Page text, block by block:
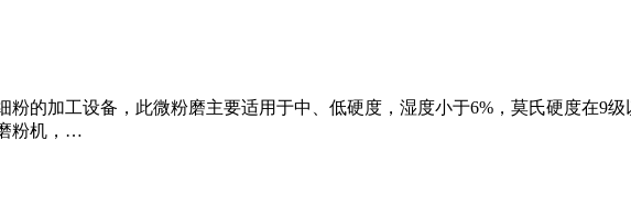
粉的加工设备，此微粉磨主要适用于中、低硬度，湿度小于6%，莫氏硬度在9
粉机，…